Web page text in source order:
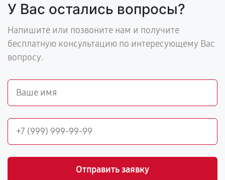
У Вас остались вопросы?
Напишите или позвоните нам и получите
бесплатную консультацию по интересующему Вас
вопросу.
Отправить заявку